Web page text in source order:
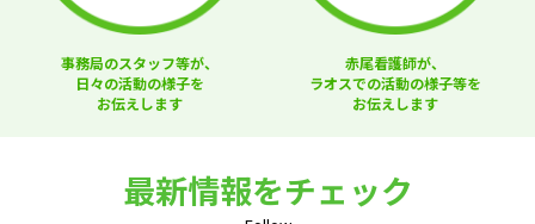
事務局のスタッフ等が、
日々の活動の様子を
お伝えします
赤尾看護師が、
ラオスでの活動の様子等を
お伝えします
最新情報をチェック